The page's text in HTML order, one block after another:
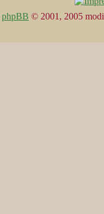
phpBB © 2001, 2005